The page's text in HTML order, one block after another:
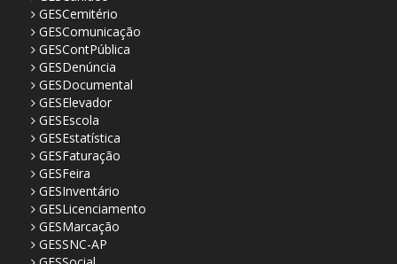
GESCemitério
GESComunicação
GESContPública
GESDenúncia
GESDocumental
GESElevador
GESEscola
GESEstatística
GESFaturação
GESFeira
GESInventário
GESLicenciamento
GESMarcação
GESSNC-AP